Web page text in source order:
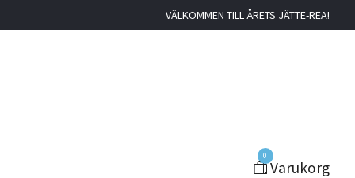
VÄLKOMMEN TILL ÅRETS JÄTTE-REA!
0
Varukorg